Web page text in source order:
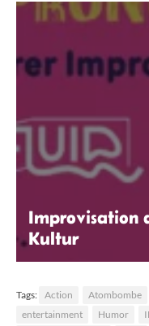
Improvisation
Kultur
Tags: Action Atombombe
entertainment
Humor